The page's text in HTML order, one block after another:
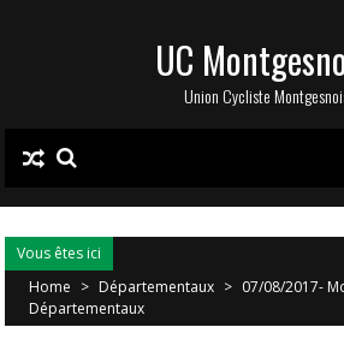
UC
Union Cycliste
Vous êtes ici
Home > Départementaux > 07/08/2017-
Départementaux